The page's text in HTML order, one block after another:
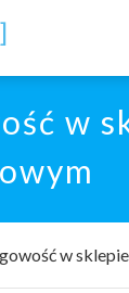
]
w
w